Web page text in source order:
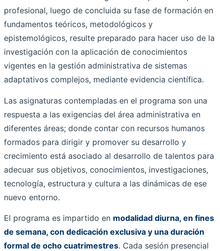
profesional, luego de concluida su fase de formación en
fundamentos teóricos, metodológicos y
epistemológicos, resulte preparado para hacer uso de la
investigación con la aplicación de conocimientos
vigentes en la gestión administrativa de sistemas
adaptativos complejos, mediante evidencia científica.
Las asignaturas contempladas en el programa son una
respuesta a las exigencias del área administrativa en
diferentes áreas; donde contar con recursos humanos
formados para dirigir y promover su desarrollo y
crecimiento está asociado al desarrollo de talentos para
adecuar sus objetivos, conocimientos, investigaciones,
tecnología, estructura y cultura a las dinámicas de ese
nuevo entorno.
El programa es impartido en modalidad diurna, en fines
de semana, con dedicación exclusiva y una duración
formal de ocho cuatrimestres. Cada sesión presencial